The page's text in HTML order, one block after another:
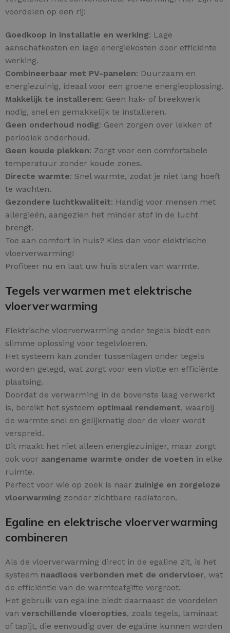
voordelen op een rij:
Goedkoop in installatie en werking: Lage
aanschafkosten en lage energiekosten door efficiënte
werking.
Combineerbaar met PV-panelen: Duurzaam en
energiezuinig, ideaal voor een groene energieoplossing.
Makkelijk te installeren: Geen hak- of breekwerk
nodig, snel en gemakkelijk te installeren.
Geen onderhoud nodig: Geen zorgen over lekken of
periodiek onderhoud.
Geen koude plekken: Zorgt voor een comfortabele
temperatuur zonder koude zones.
Directe warmte: Snel warmte, zodat je niet lang hoeft
te wachten.
Gezondere luchtkwaliteit: Handig voor mensen met
allergieën, aangezien het minder stof in de lucht
brengt.
Toe aan comfort in huis? Kies dan voor elektrische
vloerverwarming!
Profiteer nu en laat uw huis stralen van warmte.
Tegels verwarmen met elektrische
vloerverwarming
Elektrische vloerverwarming onder tegels biedt een
slimme oplossing voor tegelvloeren.
Het systeem kan zonder tussenlagen onder tegels
worden gelegd, wat zorgt voor een vlotte en efficiënte
plaatsing.
Doordat de verwarming in de bovenste laag verwerkt
is, bereikt het systeem optimaal rendement, waarbij
de warmte snel en gelijkmatig door de vloer wordt
verspreid.
Dit maakt het niet alleen energiezuiniger, maar zorgt
ook voor aangename warmte onder de voeten in elke
ruimte.
Perfect voor wie op zoek is naar zuinige en zorgeloze
vloerwarming zonder zichtbare radiatoren.
Egaline en elektrische vloerverwarming
combineren
Als de vloerverwarming direct in de egaline zit, is het
systeem naadloos verbonden met de ondervloer, wat
de efficiëntie van de warmteafgifte vergroot.
Het gebruik van egaline biedt daarnaast de voordelen
van verschillende vloeropties, zoals tegels, laminaat
of tapijt, die eenvoudig over de egaline kunnen worden